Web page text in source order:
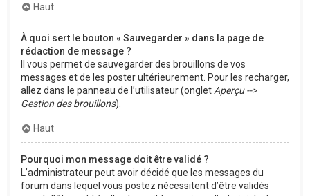
Haut
À quoi sert le bouton « Sauvegarder » dans la page de
rédaction de message ?
Il vous permet de sauvegarder des brouillons de vos
messages et de les poster ultérieurement. Pour les recharger,
allez dans le panneau de l’utilisateur (onglet Aperçu -->
Gestion des brouillons).
Haut
Pourquoi mon message doit être validé ?
L’administrateur peut avoir décidé que les messages du
forum dans lequel vous postez nécessitent d’être validés